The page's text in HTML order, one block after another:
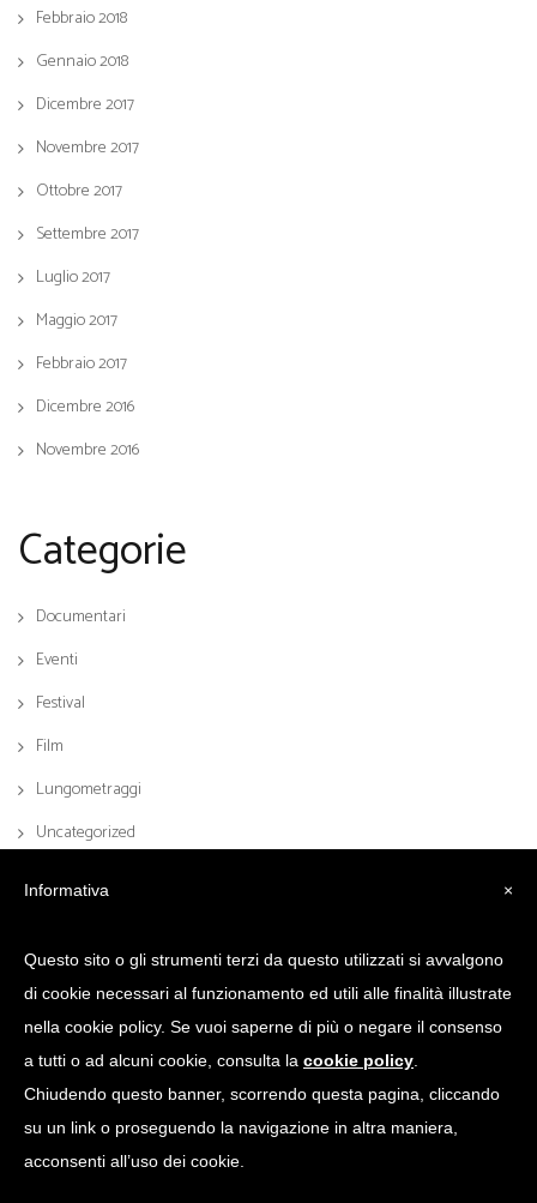
Febbraio 2018
Gennaio 2018
Dicembre 2017
Novembre 2017
Ottobre 2017
Settembre 2017
Luglio 2017
Maggio 2017
Febbraio 2017
Dicembre 2016
Novembre 2016
Categorie
Documentari
Eventi
Festival
Film
Lungometraggi
Uncategorized
© 2017 Scrittoio Sas di Puglisi Claudio & C. | Via Lomazzo, 45, 20154 Milano
| P.I. 11121930157 | Credits: BK Comunicazione
×
Informativa
Questo sito o gli strumenti terzi da questo utilizzati si avvalgono
di cookie necessari al funzionamento ed utili alle finalità illustrate
nella cookie policy. Se vuoi saperne di più o negare il consenso
a tutti o ad alcuni cookie, consulta la cookie policy
Chiudendo questo banner, scorrendo questa pagina, cliccando
su un link o proseguendo la navigazione in altra maniera,
acconsenti all’uso dei cookie.